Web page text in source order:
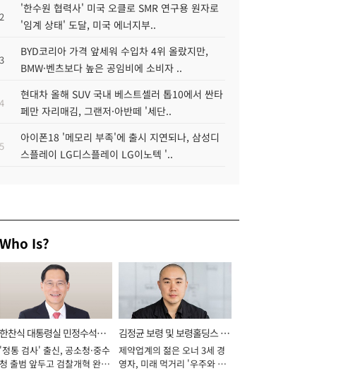
2
'한수원 협력사' 미국 오클로 SMR 연구용 원자로
'임계 상태' 도달, 미국 에너지부..
3
BYD코리아 가격 앞세워 수입차 4위 올랐지만,
BMW·벤츠보다 높은 공임비에 소비자 ..
4
현대차 올해 SUV 국내 베스트셀러 톱10에서 싼타
페만 자리매김, 그랜저·아반떼 '세단..
5
아이폰18 '메모리 부족'에 출시 지연되나, 삼성디
스플레이 LG디스플레이 LG이노텍 '..
Who Is?
한찬식 대통령실 민정수석비
서관
'정통 검사' 출신, 공소청·중수
청 출범 앞두고 검찰개혁 완수
김정균 보령 및 보령홀딩스 대
표이사 사장
제약업계의 젊은 오너 3세 경
영자, 미래 먹거리 '우주와 헬